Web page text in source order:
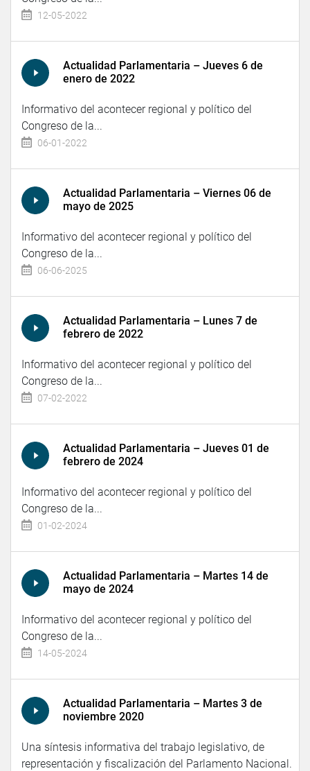
12-05-2022
Actualidad Parlamentaria – Jueves 6 de
enero de 2022
Informativo del acontecer regional y político del
Congreso de la...
06-01-2022
Actualidad Parlamentaria – Viernes 06 de
mayo de 2025
Informativo del acontecer regional y político del
Congreso de la...
06-06-2025
Actualidad Parlamentaria – Lunes 7 de
febrero de 2022
Informativo del acontecer regional y político del
Congreso de la...
07-02-2022
Actualidad Parlamentaria – Jueves 01 de
febrero de 2024
Informativo del acontecer regional y político del
Congreso de la...
01-02-2024
Actualidad Parlamentaria – Martes 14 de
mayo de 2024
Informativo del acontecer regional y político del
Congreso de la...
14-05-2024
Actualidad Parlamentaria – Martes 3 de
noviembre 2020
Una síntesis informativa del trabajo legislativo, de
representación y fiscalización del Parlamento Nacional.